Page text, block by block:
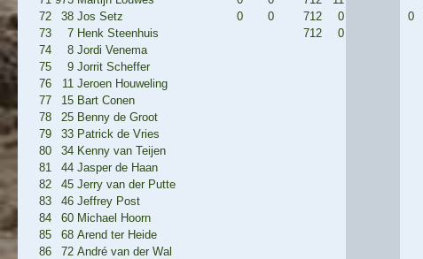
72
38 Jos Setz 0 0 712 0 0
73
7 Henk Steenhuis 712
0
74
8 Jordi Venema
75
9 Jorrit Scheffer
76
11 Jeroen Houweling
77
15 Bart Conen
78
25 Benny de Groot
79
33 Patrick de Vries
80
34 Kenny van Teijen
81
44 Jasper de Haan
82
45 Jerry van der Putte
83
46 Jeffrey Post
84
60 Michael Hoorn
85
68 Arend ter Heide
86
72 André van der Wal